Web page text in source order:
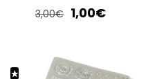
3,00€ 1,00€